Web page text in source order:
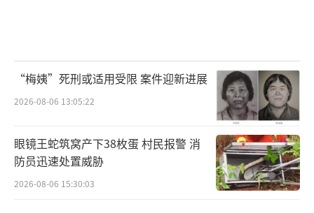
“梅姨”死刑或适用受限 案件迎新进展
2026-08-06 13:05:22
眼镜王蛇筑窝产下38枚蛋 村民报警 消
防员迅速处置威胁
2026-08-06 15:30:03